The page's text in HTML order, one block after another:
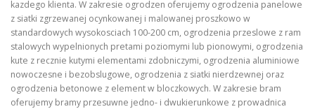
kazdego klienta. W zakresie ogrodzen oferujemy ogrodzenia panelowe
z siatki zgrzewanej ocynkowanej i malowanej proszkowo w
standardowych wysokosciach 100-200 cm, ogrodzenia przeslowe z ram
stalowych wypelnionych pretami poziomymi lub pionowymi, ogrodzenia
kute z recznie kutymi elementami zdobniczymi, ogrodzenia aluminiowe
nowoczesne i bezobslugowe, ogrodzenia z siatki nierdzewnej oraz
ogrodzenia betonowe z element w bloczkowych. W zakresie bram
oferujemy bramy przesuwne jedno- i dwukierunkowe z prowadnica